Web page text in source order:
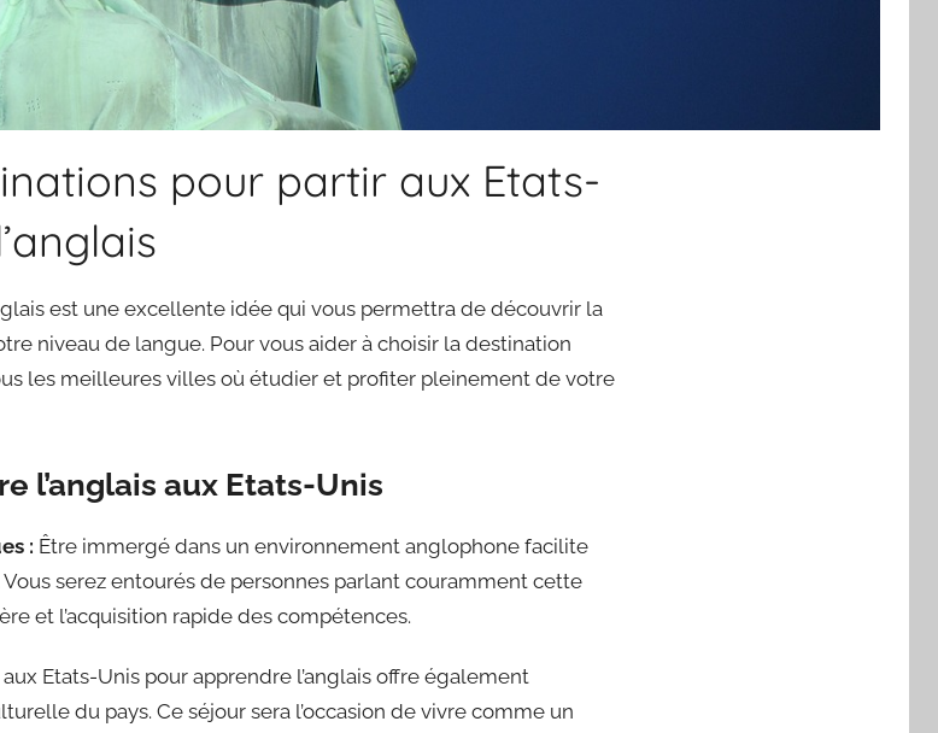
pour partir aux Etats-
est une excellente idée qui vous permettra de découvrir la
niveau de langue. Pour vous aider à choisir la destination
les meilleures villes où étudier et profiter pleinement de votre
l’anglais aux Etats-Unis
: Être immergé dans un environnement anglophone facilite
Vous serez entourés de personnes parlant couramment cette
et l’acquisition rapide des compétences.
aux Etats-Unis pour apprendre l’anglais offre également
du pays. Ce séjour sera l’occasion de vivre comme un